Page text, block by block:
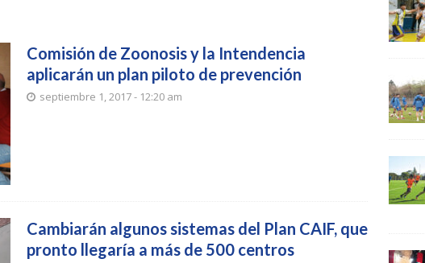
Comisión de Zoonosis y la Intendencia
aplicarán un plan piloto de prevención
septiembre 1, 2017 - 12:20 am
Cambiarán algunos sistemas del Plan CAIF, que
pronto llegaría a más de 500 centros